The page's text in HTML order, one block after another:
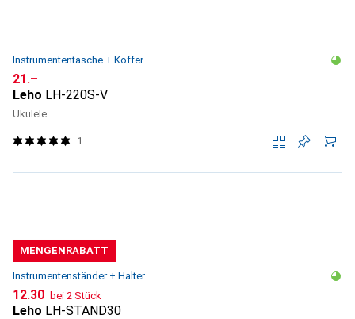
Instrumententasche + Koffer
CHF
21.–
Leho LH-220S-V
Ukulele
1
MENGENRABATT
Instrumentenständer + Halter
CHF
12.30 bei 2 Stück
Leho LH-STAND30